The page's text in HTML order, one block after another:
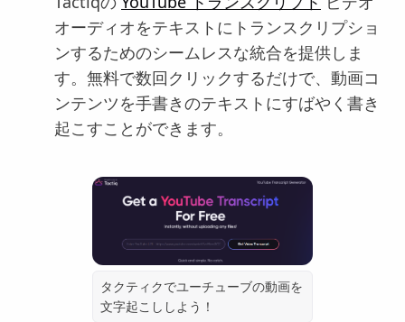
オーディオをテキストにトランスクリプショ
ンするためのシームレスな統合を提供しま
す。無料で数回クリックするだけで、動画コ
ンテンツを手書きのテキストにすばやく書き
起こすことができます。
タクティクでユーチューブの動画を
文字起こししよう！